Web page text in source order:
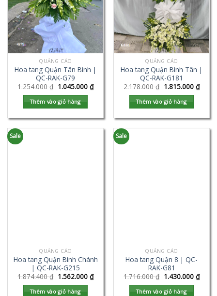
QUẢNG CÁO
Hoa tang Quận Tân Bình |
QC-RAK-G79
1.254.000₫ 1.045.000 ₫
Thêm vào giỏ hàng
QUẢNG CÁO
Hoa tang Quận Bình Tân |
QC-RAK-G181
2.178.000₫ 1.815.000 ₫
Thêm vào giỏ hàng
Sale
QUẢNG CÁO
Hoa tang Quận Bình Chánh
| QC-RAK-G215
1.874.400₫ 1.562.000 ₫
Thêm vào giỏ hàng
Sale
QUẢNG CÁO
Hoa tang Quận 8 | QC-
RAK-G81
1.716.000₫ 1.430.000 ₫
Thêm vào giỏ hàng